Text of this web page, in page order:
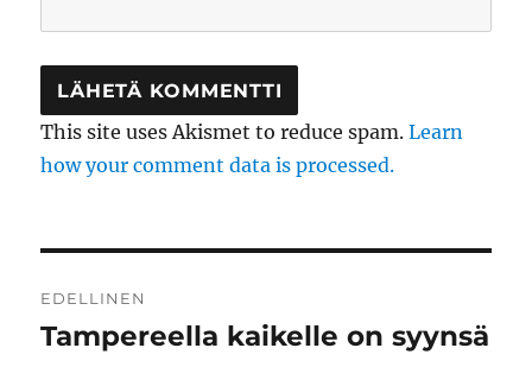
This site uses Akismet to reduce spam.Learn
how your comment data is processed.
selaus
EDELLINEN
Edellinen
Tampereella kaikelle on syynsä